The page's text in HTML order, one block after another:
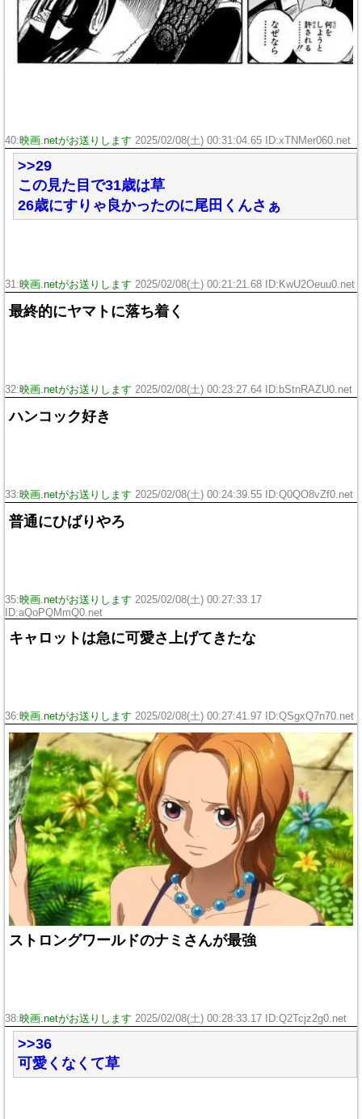
40:映画.netがお送りします 2025/02/08(土) 00:31:04.65 ID:xTNMer060.net
>>29
この見た目で31歳は草
26歳にすりゃ良かったのに尾田くんさぁ
31:映画.netがお送りします 2025/02/08(土) 00:21:21.68 ID:KwU2Oeuu0.net
最終的にヤマトに落ち着く
32:映画.netがお送りします 2025/02/08(土) 00:23:27.64 ID:bStnRAZU0.net
ハンコック好き
33:映画.netがお送りします 2025/02/08(土) 00:24:39.55 ID:Q0QO8vZf0.net
普通にひばりやろ
35:映画.netがお送りします 2025/02/08(土) 00:27:33.17
ID:aQoPQMmQ0.net
キャロットは急に可愛さ上げてきたな
36:映画.netがお送りします 2025/02/08(土) 00:27:41.97 ID:QSgxQ7n70.net
ストロングワールドのナミさんが最強
38:映画.netがお送りします 2025/02/08(土) 00:28:33.17 ID:Q2Tcjz2g0.net
>>36
可愛くなくて草